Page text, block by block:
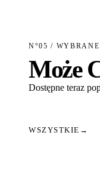
N°05 /
Może
Dostępne teraz
WSZYSTKIE →